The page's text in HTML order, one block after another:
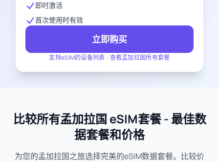
支持eSIM的设备列表 - 查看孟加拉国所有套餐
即时激活
首次使用时有效
立即购买
比较所有孟加拉国 eSIM套餐 - 最佳数
据套餐和价格
为您的孟加拉国之旅选择完美的eSIM数据套餐。比较价